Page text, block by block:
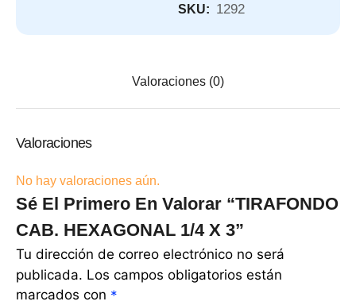
SKU: 1292
Valoraciones (0)
Valoraciones
No hay valoraciones aún.
Sé El Primero En Valorar “TIRAFONDO
CAB. HEXAGONAL 1/4 X 3”
Tu dirección de correo electrónico no será
publicada. Los campos obligatorios están
marcados con *